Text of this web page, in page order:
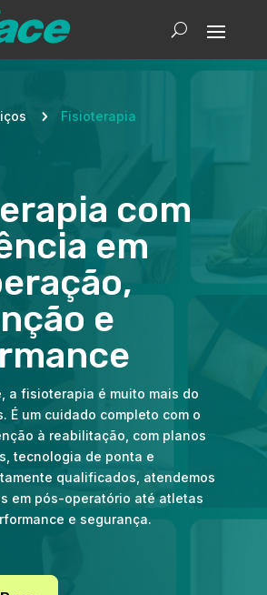
5 Fisioterapia
com
em
e
a fisioterapia é muito mais do
É um cuidado completo com o
à reabilitação, com planos
tecnologia de ponta e
qualificados, atendemos
em pós-operatório até atletas
e segurança.